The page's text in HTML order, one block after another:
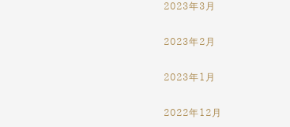
2023年3月
2023年2月
2023年1月
2022年12月